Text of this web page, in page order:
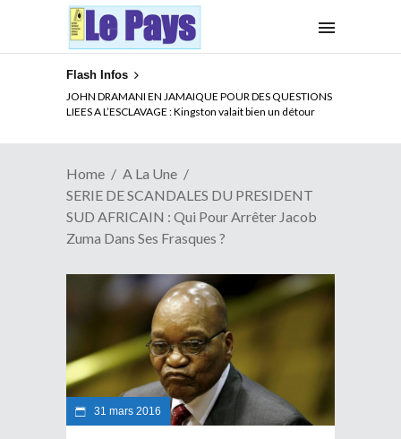
Flash Infos
JOHN DRAMANI EN JAMAIQUE POUR DES QUESTIONS
LIEES A L’ESCLAVAGE : Kingston valait bien un détour
ELECTION DE TALON A LA TETE DU SENAT BENINOIS :
Quand Patrice quitte le pouvoir sans partir !
Home
A La Une
SERIE DE SCANDALES DU PRESIDENT
SUD AFRICAIN : Qui Pour Arrêter Jacob
Zuma Dans Ses Frasques ?
31 mars 2016